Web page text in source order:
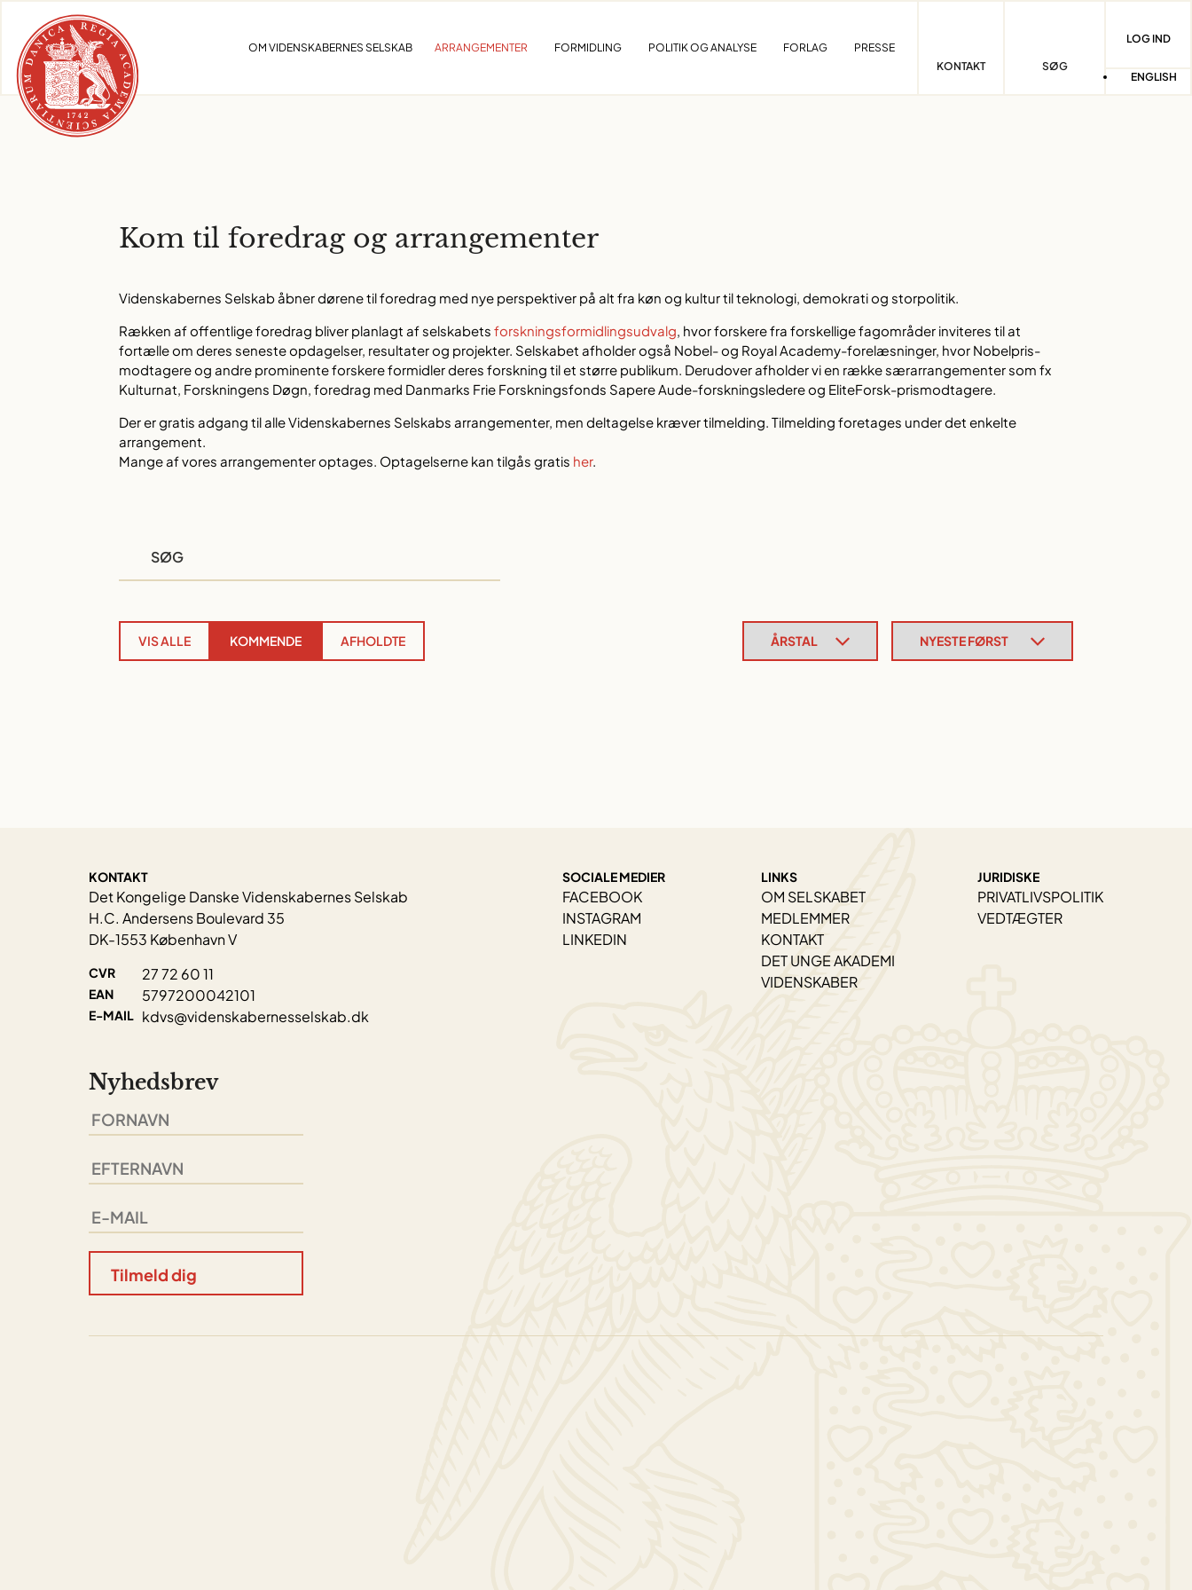
content
OM VIDENSKABERNES SELSKAB ARRANGEMENTER FORMIDLING POLITIK OG ANALYSE FORLAG
PRESSE
KONTAKT
SØG
LOG IND
ENGLISH
Kom til foredrag og arrangementer
Videnskabernes Selskab åbner dørene til foredrag med nye perspektiver på alt fra køn og kultur til teknologi, demokrati og storpolitik.
Rækken af offentlige foredrag bliver planlagt af selskabetsforskningsformidlingsudvalg, hvor forskere fra forskellige fagområder inviteres til at
fortælle om deres seneste opdagelser, resultater og projekter. Selskabet afholder også Nobel- og Royal Academy-forelæsninger, hvor Nobelpris-
modtagere og andre prominente forskere formidler deres forskning til et større publikum. Derudover afholder vi en række særarrangementer som fx
Kulturnat, Forskningens Døgn, foredrag med Danmarks Frie Forskningsfonds Sapere Aude-forskningsledere og EliteForsk-prismodtagere.
Der er gratis adgang til alle Videnskabernes Selskabs arrangementer, men deltagelse kræver tilmelding. Tilmelding foretages under det enkelte
arrangement.
Mange af vores arrangementer optages. Optagelserne kan tilgås gratis her.
VIS ALLE KOMMENDE AFHOLDTE
KONTAKT
Det Kongelige Danske Videnskabernes Selskab
H.C. Andersens Boulevard 35
DK-1553 København V
CVR 27 72 60 11
EAN 5797200042101
E-MAIL kdvs@videnskabernesselskab.dk
Nyhedsbrev
SOCIALE MEDIER
FACEBOOK
INSTAGRAM
LINKEDIN
LINKS
OM SELSKABET
MEDLEMMER
KONTAKT
DET UNGE AKADEMI
VIDENSKABER
JURIDISKE
PRIVATLIVSPOLITIK
VEDTÆGTER